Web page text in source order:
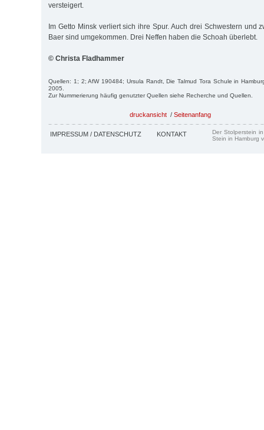
versteigert.
Im Getto Minsk verliert sich ihre Spur. Auch drei Schwestern und
Baer sind umgekommen. Drei Neffen haben die Schoah überlebt.
© Christa Fladhammer
Quellen: 1; 2; AfW 190484; Ursula Randt, Die Talmud Tora Schule in
2005.
Zur Nummerierung häufig genutzter Quellen siehe Recherche und Quellen.
druckansicht / Seitenanfang
IMPRESSUM / DATENSCHUTZ KONTAKT
Der Stolperstein
Stein in Hamburg